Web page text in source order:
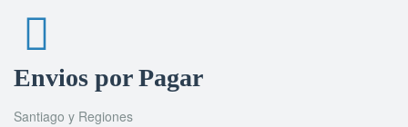
Envios por Pagar
Santiago y Regiones